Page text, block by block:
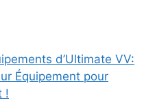
d’Ultimate VV:
Équipement pour
!